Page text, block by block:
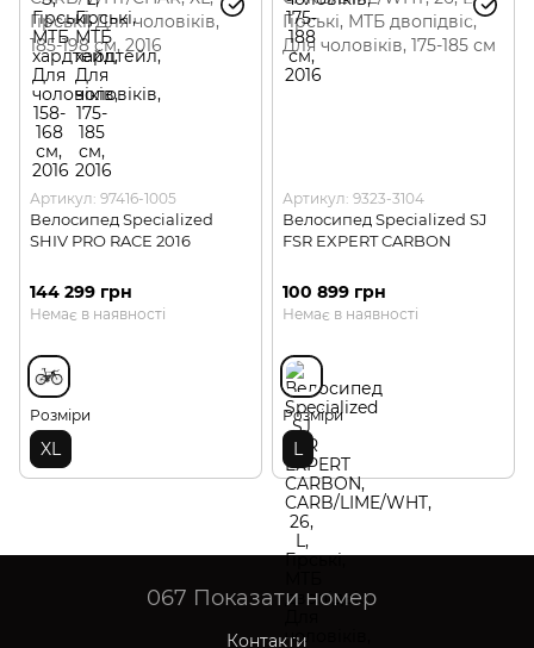
Артикул: 97416-1005
Велосипед Specialized
SHIV PRO RACE 2016
144 299 грн
Немає в наявності
Розміри
XL
Артикул: 9323-3104
Велосипед Specialized SJ
FSR EXPERT CARBON
100 899 грн
Немає в наявності
Розміри
L
067 Показати номер
Контакти